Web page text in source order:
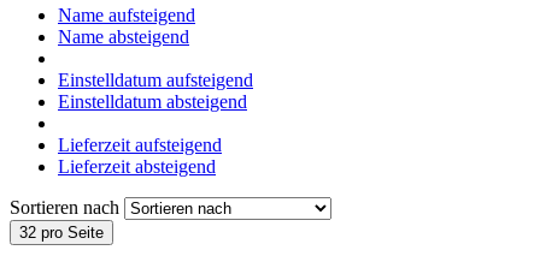
Name aufsteigend
Name absteigend
Einstelldatum aufsteigend
Einstelldatum absteigend
Lieferzeit aufsteigend
Lieferzeit absteigend
Sortieren nach
32 pro Seite